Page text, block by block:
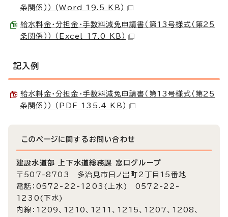
条関係）） （Word 19.5 KB）
給水料金・分担金・手数料減免申請書（第13号様式（第25
条関係）） （Excel 17.0 KB）
記入例
給水料金・分担金・手数料減免申請書（第13号様式（第25
条関係）） （PDF 135.4 KB）
このページに関する お問い合わせ
建設水道部 上下水道総務課 窓口グループ
〒507-8703 多治見市日ノ出町2丁目15番地
電話：0572-22-1203(上水) 0572-22-
1230(下水)
内線：1209、1210、1211、1215、1207、1208、